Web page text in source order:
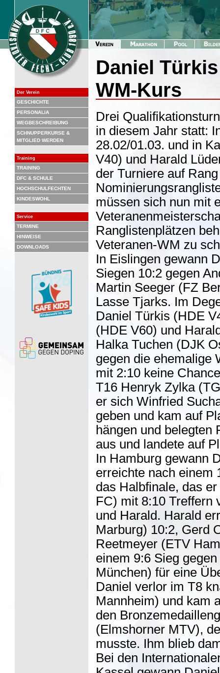
Der Verein
GESCHICHTE
PERSONALIA
WEGBESCHREIBUNG
SCHNUPPERKURSE &
MITGLIED WERDEN
Training
TRAINING
DFC & SCHULE
HOCHSCHULFECHTEN
KINDESWOHL
Service
TERMINE
HINWEISE
DOWNLOADS
Daniel
WM-Kurs
Drei
in diesem Jahr statt:
28.02/01.03. und in
V40) und Harald
der Turniere auf
müssen sich nun mit
Ranglistenplätzen
Veteranen-WM zu
In Eislingen gewann
Siegen 10:2 gegen
Martin Seeger (FZ
Lasse Tjarks. Im
Daniel Türkis (HDE
(HDE V60) und
Halka Tuchen (DJK
gegen die ehemalige
mit 2:10 keine
T16 Henryk Zylka
er sich Winfried
geben und kam auf
hängen und belegten
aus und landete auf
In Hamburg gewann
erreichte nach einem
das Halbfinale, das
FC) mit 8:10 Treffern
und Harald. Harald
Marburg) 10:2, Gerd
Reetmeyer (ETV
einem 9:6 Sieg
München) für eine
Daniel verlor im T8
Mannheim) und kam
den
(Elmshorner MTV),
musste. Ihm blieb
Bei den